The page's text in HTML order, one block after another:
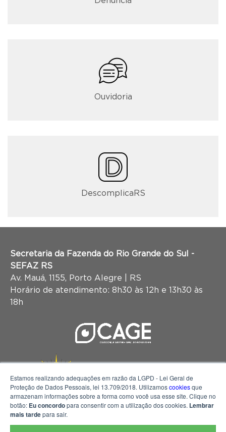
Ouvidoria
DescomplicaRS
Secretaria da Fazenda do Rio Grande do Sul -
SEFAZ RS
Av. Mauá, 1155, Porto Alegre | RS
Horário de atendimento: 8h30 às 12h e 13h30 às
18h
Estamos realizando adequações em razão da LGPD - Lei Geral de
Proteção de Dados Pessoais, lei 13.709/2018. Utilizamoscookiesque
armazenam informações sobre a forma como você usa esse site. Clique no
botão: Eu concordopara consentir com a utilização dos cookies. Lembrar
mais tardepara sair.